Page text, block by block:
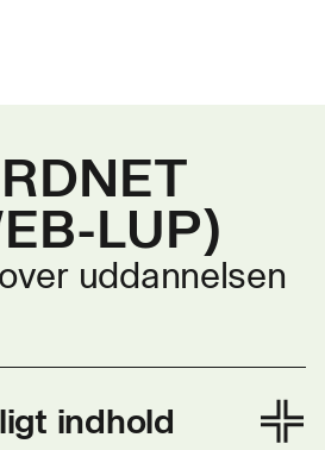
LUP)
uddannelsen
indhold